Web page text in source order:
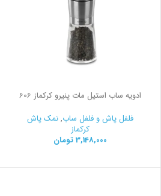
ادویه ساب استیل مات پنیرو کرکماز 606
فلفل پاش و فلفل ساب,نمک پاش
کرکماز
3,148,000 تومان